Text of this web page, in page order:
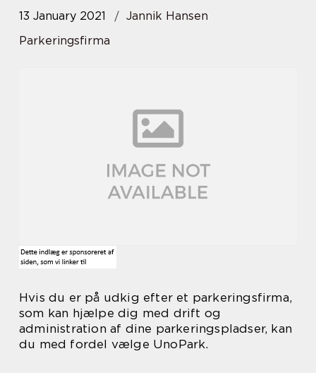
13 January 2021
Jannik Hansen
Parkeringsfirma
Hvis du er på udkig efter et parkeringsfirma,
som kan hjælpe dig med drift og
administration af dine parkeringspladser, kan
du med fordel vælge UnoPark.